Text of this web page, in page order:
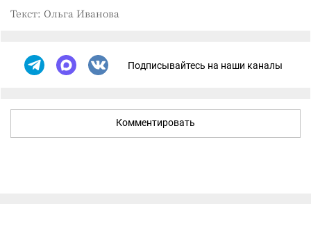
Текст: Ольга Иванова
Подписывайтесь на наши каналы
Комментировать